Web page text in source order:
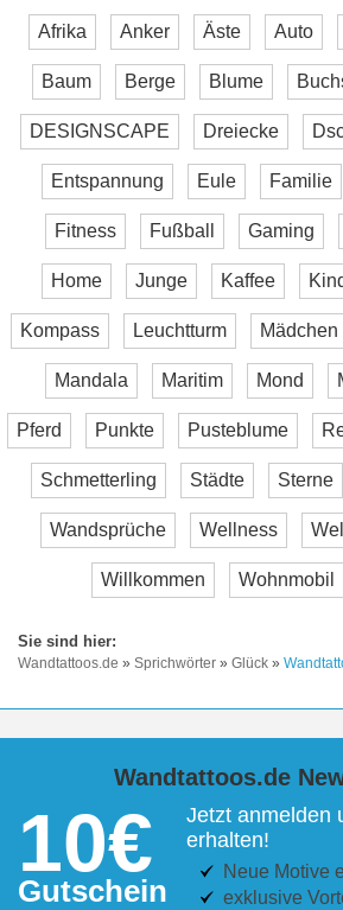
Afrika Anker Äste Auto
Baum Berge Blume
DESIGNSCAPE Dreiecke
Entspannung Eule Familie
Fitness Fußball Gaming
Home Junge Kaffee
Kompass Leuchtturm Mädchen
Mandala Maritim Mond
Pferd Punkte Pusteblume
Schmetterling Städte Sterne
Wandsprüche Wellness
Willkommen Wohnmobil
Wandtattoos.de » Sprichwörter » Glück »
Wandtattoos.de
10€
Gutschein
Jetzt anmelden
erhalten!
Neue Motive
exklusive